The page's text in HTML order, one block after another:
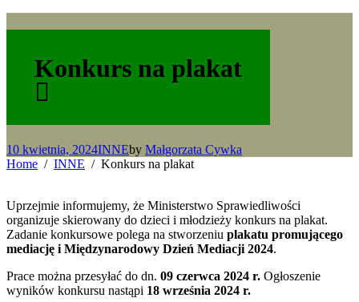
Konkurs na plakat
10 kwietnia, 2024INNEby Małgorzata Cywka
Home
INNE Konkurs na plakat
Uprzejmie informujemy, że Ministerstwo Sprawiedliwości
organizuje skierowany do dzieci i młodzieży konkurs na plakat.
Zadanie konkursowe polega na stworzeniu plakatu promującego
mediację i Międzynarodowy Dzień Mediacji 2024.
Prace można przesyłać do dn. 09 czerwca 2024 r. Ogłoszenie
wyników konkursu nastąpi 18 września 2024 r.